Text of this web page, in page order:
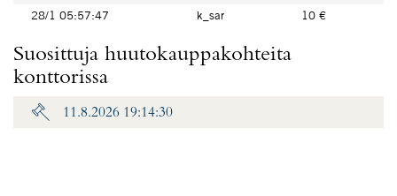
28/1 05:57:47
k_sar 10 €
Suosittuja huutokauppakohteita
konttorissa
11.8.2026 19:14:30